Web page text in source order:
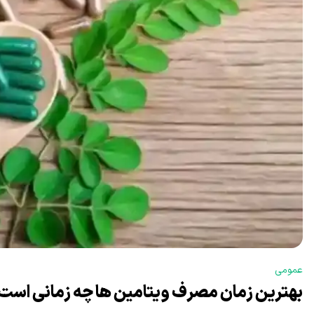
بهترین زمان مصرف ویتامین ها چه زمانی
عمومی